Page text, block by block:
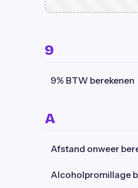
9
9% BTW berekenen
A
Afstand onweer
Alcoholpromillage